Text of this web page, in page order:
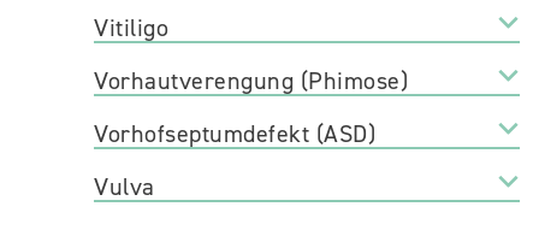
Vitiligo
Vorhautverengung (Phimose)
Vorhofseptumdefekt (ASD)
Vulva